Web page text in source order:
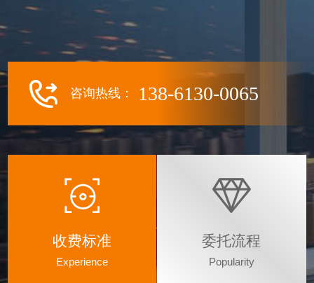
咨询热线： 138-6130-0065
收费标准
Experience
委托流程
Popularity